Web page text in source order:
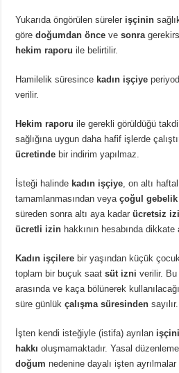
Yukarıda öngörülen süreler işçinin
göre doğumdan önce vesonra
hekim raporu ile belirtilir.
Hamilelik süresince kadın işçiye
verilir.
Hekim raporu ile gerekli görüldüğü
sağlığına uygun daha hafif işlerde
ücretinde bir indirim yapılmaz.
İsteği halinde kadın işçiye, on altı
tamamlanmasından veyaçoğul
süreden sonra altı aya kadarücretsiz
ücretli izin hakkının hesabında dikkate
Kadın işçilere bir yaşından küçük
toplam bir buçuk saatsüt izni verilir.
arasında ve kaça bölünerek
süre günlükçalışma süresinden sayılır.
İşten kendi isteğiyle (istifa) ayrılan
hakkı oluşmamaktadır. Yasal düzenleme
doğum nedenine dayalı işten ayrılmalar